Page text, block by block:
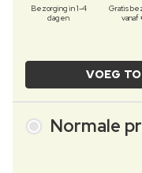
Bezorging in 1-4
dagen
Gratis
vanaf
VOEG
Normale